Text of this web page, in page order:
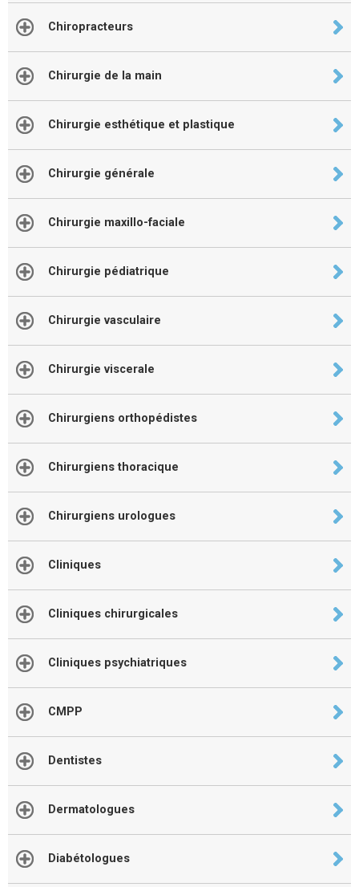
Chiropracteurs
Chirurgie de la main
Chirurgie esthétique et plastique
Chirurgie générale
Chirurgie maxillo-faciale
Chirurgie pédiatrique
Chirurgie vasculaire
Chirurgie viscerale
Chirurgiens orthopédistes
Chirurgiens thoracique
Chirurgiens urologues
Cliniques
Cliniques chirurgicales
Cliniques psychiatriques
CMPP
Dentistes
Dermatologues
Diabétologues